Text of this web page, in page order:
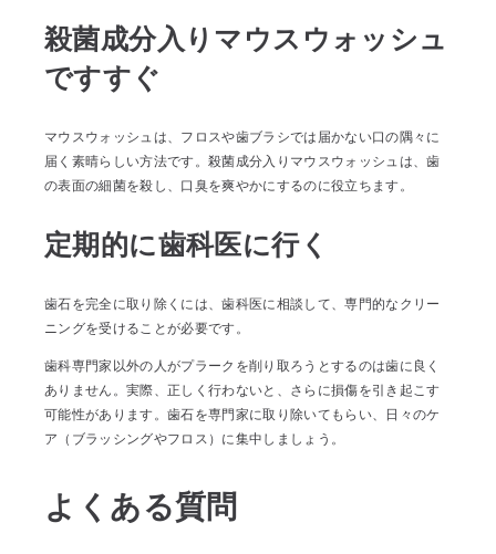
殺菌成分入りマウスウォッシュ
ですすぐ
マウスウォッシュは、フロスや歯ブラシでは届かない口の隅々に
届く素晴らしい方法です。殺菌成分入りマウスウォッシュは、歯
の表面の細菌を殺し、口臭を爽やかにするのに役立ちます。
定期的に歯科医に行く
歯石を完全に取り除くには、歯科医に相談して、専門的なクリー
ニングを受けることが必要です。
歯科専門家以外の人がプラークを削り取ろうとするのは歯に良く
ありません。実際、正しく行わないと、さらに損傷を引き起こす
可能性があります。歯石を専門家に取り除いてもらい、日々のケ
ア（ブラッシングやフロス）に集中しましょう。
よくある質問